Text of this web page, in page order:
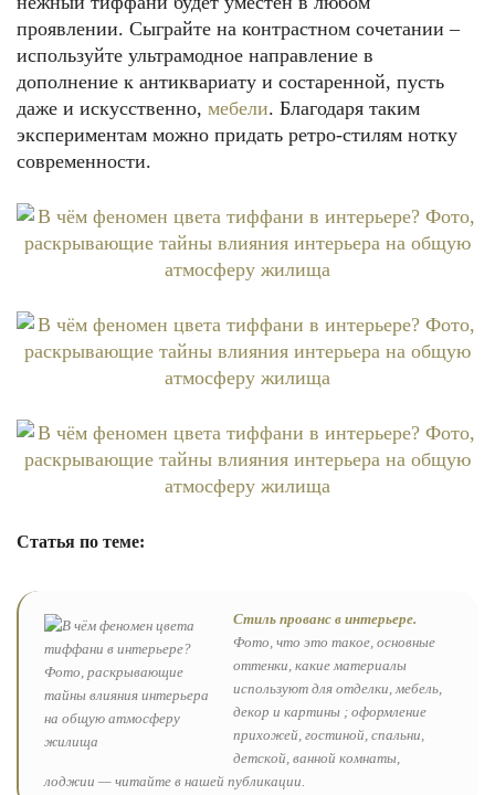
проявлении. Сыграйте на контрастном сочетании –
используйте ультрамодное направление в
дополнение к антиквариату и состаренной, пусть
даже и искусственно, мебели. Благодаря таким
экспериментам можно придать ретро-стилям нотку
современности.
Статья по теме:
Стиль прованс в интерьере.
Фото, что это такое, основные
оттенки, какие материалы
используют для отделки, мебель,
декор и картины ; оформление
прихожей, гостиной, спальни,
детской, ванной комнаты,
лоджии — читайте в нашей публикации.